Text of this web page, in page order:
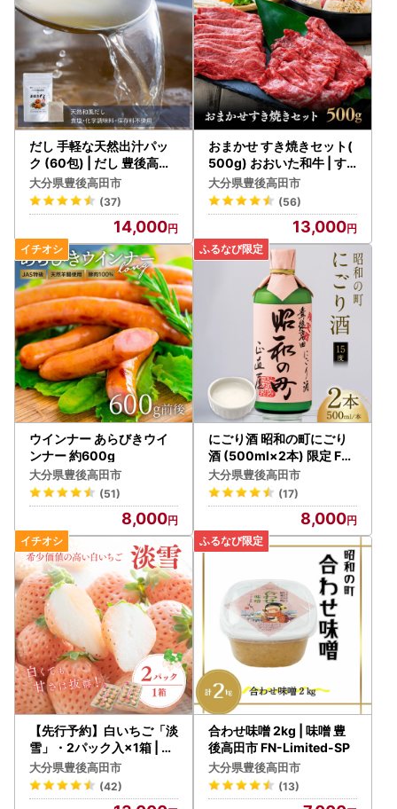
だし 手軽な天然出汁パッ
ク (60包) | だし 豊後高田
市 FN-Limited-SP
大分県豊後高田市
(37)
14,000
おまかせ すき焼きセット(
500g) おおいた和牛 | す
き焼き
大分県豊後高田市
(56)
13,000
ウインナー あらびきウイ
ンナー 約600g
大分県豊後高田市
(51)
8,000
にごり酒 昭和の町にごり
酒 (500ml×2本) 限定 FN-
Limited-SP
大分県豊後高田市
(17)
8,000
【先行予約】白いちご「淡
雪」・2パック入×1箱 | 豊
後高田市 白いちご
大分県豊後高田市
(42)
合わせ味噌 2kg | 味噌 豊
後高田市 FN-Limited-SP
大分県豊後高田市
(13)